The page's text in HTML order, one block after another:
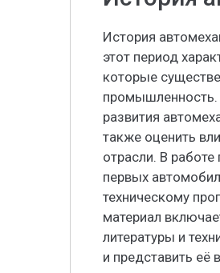
История
этот период
которые
промышленность.
развития
также оценить
отрасли. В
первых
техническому
материал
литературы и
и представить её